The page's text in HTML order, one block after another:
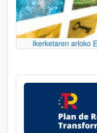
Ikerketaren arloko